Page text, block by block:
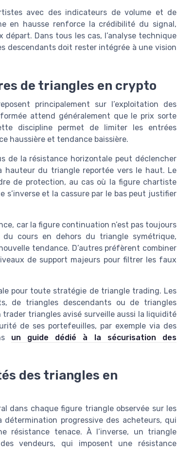
avec des indicateurs de volume et de
en hausse renforce la crédibilité du signal,
Dans tous les cas, l’analyse technique
descendants doit rester intégrée à une vision
de triangles en crypto
principalement sur l’exploitation des
attend généralement que le prix sorte
discipline permet de limiter les entrées
haussière et tendance baissière.
de la résistance horizontale peut déclencher
du triangle reportée vers le haut. Le
de protection, au cas où la figure chartiste
s’inverse et la cassure par le bas peut justifier
car la figure continuation n’est pas toujours
cours en dehors du triangle symétrique,
tendance. D’autres préfèrent combiner
de support majeurs pour filtrer les faux
pour toute stratégie de triangle trading. Les
de triangles descendants ou de triangles
triangles avisé surveille aussi la liquidité
de ses portefeuilles, par exemple via des
un guide dédié à la sécurisation des
des triangles en
dans chaque figure triangle observée sur les
progressive des acheteurs, qui
résistance tenace. À l’inverse, un triangle
vendeurs, qui imposent une résistance